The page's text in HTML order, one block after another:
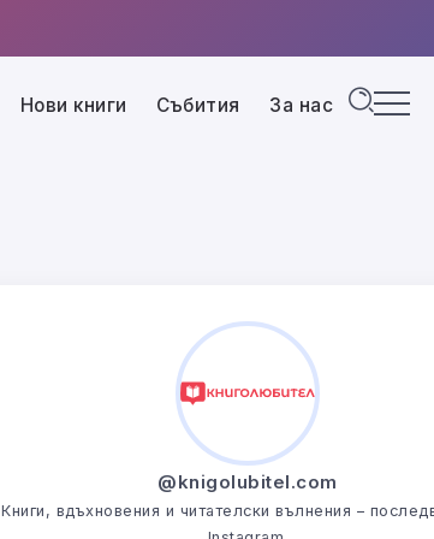
Нови книги Събития За нас
@knigolubitel.com
Книги, вдъхновения и читателски вълнения –